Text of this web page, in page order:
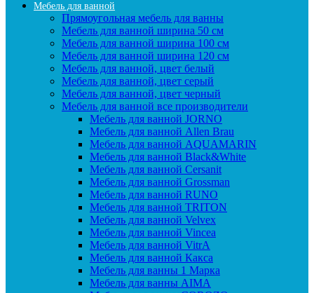
Мебель для ванной
Прямоугольная мебель для ванны
Мебель для ванной ширина 50 см
Мебель для ванной ширина 100 см
Мебель для ванной ширина 120 см
Мебель для ванной, цвет белый
Мебель для ванной, цвет серый
Мебель для ванной, цвет черный
Мебель для ванной все производители
Мебель для ванной JORNO
Мебель для ванной Allen Brau
Мебель для ванной AQUAMARIN
Мебель для ванной Black&White
Мебель для ванной Cersanit
Мебель для ванной Grossman
Мебель для ванной RUNO
Мебель для ванной TRITON
Мебель для ванной Velvex
Мебель для ванной Vincea
Мебель для ванной VitrA
Мебель для ванной Какса
Мебель для ванны 1 Марка
Мебель для ванны AIMA